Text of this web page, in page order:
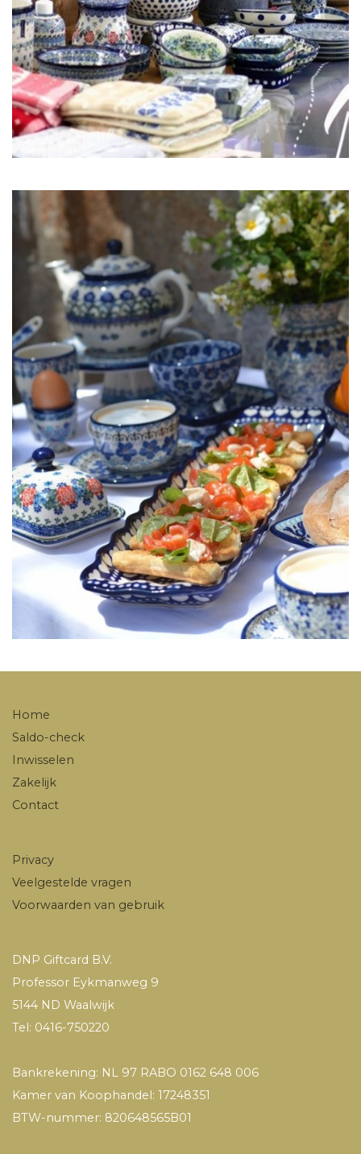
Home
Saldo-check
Inwisselen
Zakelijk
Contact
Privacy
Veelgestelde vragen
Voorwaarden van gebruik
DNP Giftcard B.V.
Professor Eykmanweg 9
5144 ND Waalwijk
Tel: 0416-750220
Bankrekening: NL 97 RABO 0162 648 006
Kamer van Koophandel: 17248351
BTW-nummer: 820648565B01